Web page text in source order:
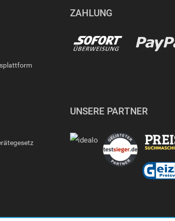
ZAHLUNG
UNSERE PARTNER